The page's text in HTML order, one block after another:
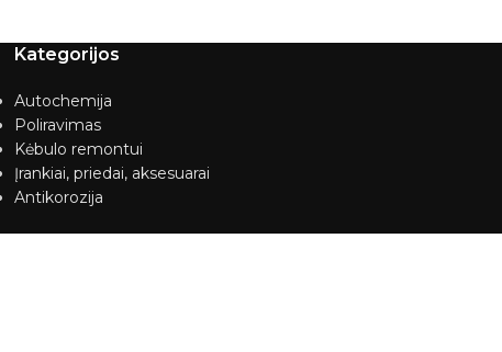
Kategorijos
Autochemija
Poliravimas
Kėbulo remontui
Įrankiai, priedai, aksesuarai
Antikorozija